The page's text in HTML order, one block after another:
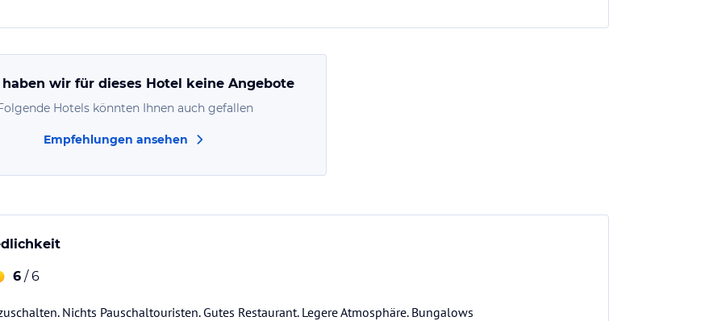
haben wir für dieses Hotel keine Angebote
Hotels könnten Ihnen auch gefallen
Empfehlungen ansehen
6 / 6
Nichts Pauschaltouristen. Gutes Restaurant. Legere Atmosphäre. Bungalows